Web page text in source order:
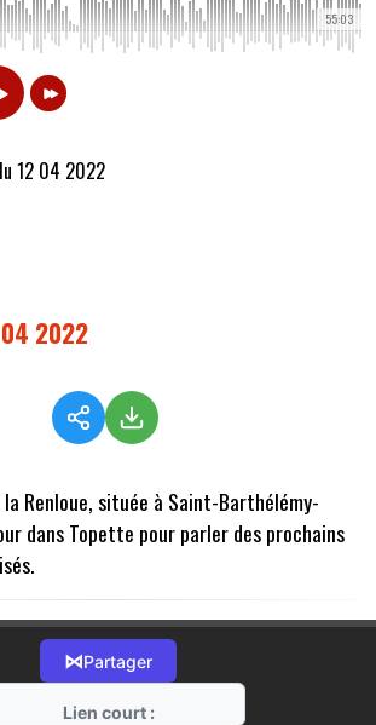
55:03
12 04 2022
2022
la Renloue, située à Saint-Barthélémy-
dans Topette pour parler des prochains
⋈Partager
Lien court :